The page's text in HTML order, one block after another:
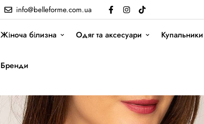
info@belleforme.com.ua
Жіноча білизна Одяг та аксесуари Купальники
Бренди
Купальний бюст Antigel